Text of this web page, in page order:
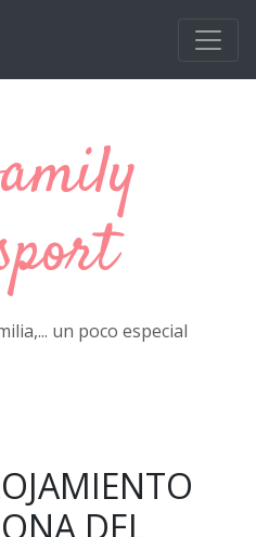
un poco especial
DEL